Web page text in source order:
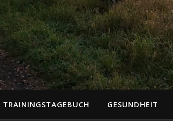
TRAININGSTAGEBUCH GESUNDHEIT